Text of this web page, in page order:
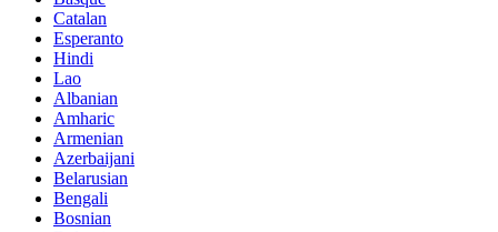
Catalan
Esperanto
Hindi
Lao
Albanian
Amharic
Armenian
Azerbaijani
Belarusian
Bengali
Bosnian